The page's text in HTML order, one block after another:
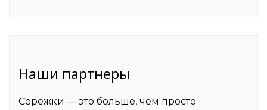
Наши партнеры
Сережки — это больше, чем просто